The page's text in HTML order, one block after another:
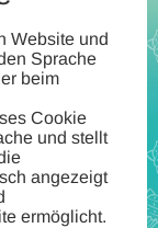
Website und
Sprache
beim
Cookie
und stellt
angezeigt
ermöglicht.